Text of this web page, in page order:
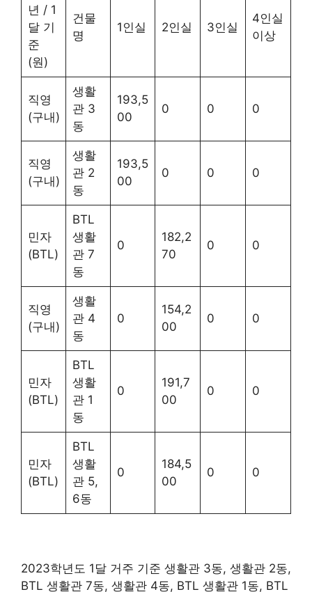
년 / 1
달 기
준
(원)
건물
명
1인실 2인실 3인실
4인실
이상
직영
(구내)
생활
관 3
동
193,5
00
0 0 0
직영
(구내)
생활
관 2
동
193,5
00
0 0 0
민자
(BTL)
BTL
생활
관 7
동
0
182,2
70
0 0
직영
(구내)
생활
관 4
동
0
154,2
00
0 0
민자
(BTL)
BTL
생활
관 1
동
0
191,7
00
0 0
민자
(BTL)
BTL
생활
관 5,
6동
0
184,5
00
0 0
2023학년도 1달 거주 기준 생활관 3동, 생활관 2동,
BTL 생활관 7동, 생활관 4동, BTL 생활관 1동, BTL